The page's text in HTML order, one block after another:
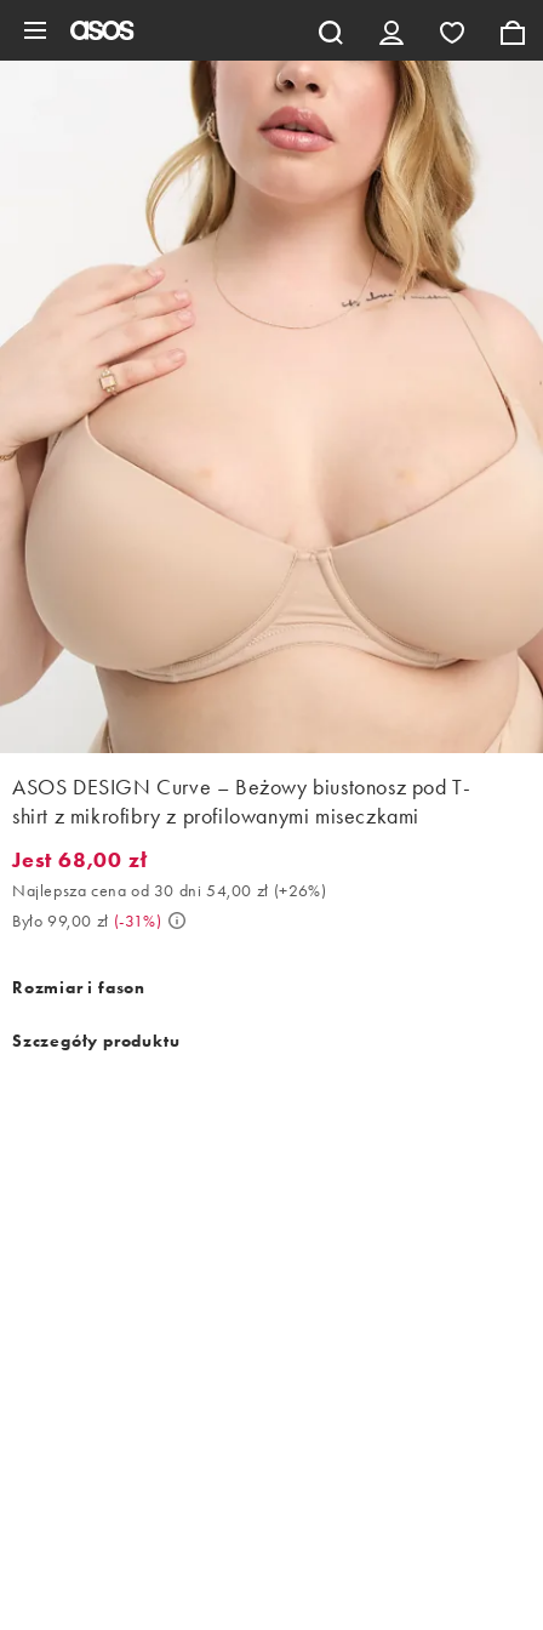
ASOS DESIGN Curve – Beżowy biustonosz pod T-
shirt z mikrofibry z profilowanymi miseczkami
Jest 68,00 zł. Najlepsza cena od 30 dni 54,00 zł (+26%). Było
Jest 68,00 zł
Najlepsza cena od 30 dni 54,00 zł (+26%)
Było 99,00 zł (-31%)
Rozmiar i fason
Szczegóły produktu